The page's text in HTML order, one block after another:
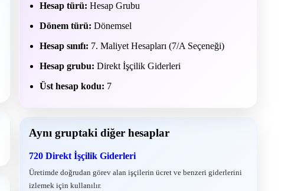
Hesap türü: Hesap Grubu
Dönem türü: Dönemsel
Hesap sınıfı: 7. Maliyet Hesapları (7/A Seçeneği)
Hesap grubu: Direkt İşçilik Giderleri
Üst hesap kodu: 7
Aynı gruptaki diğer hesaplar
720 Direkt İşçilik Giderleri
Üretimde doğrudan görev alan işçilerin ücret ve benzeri giderlerini
izlemek için kullanılır.